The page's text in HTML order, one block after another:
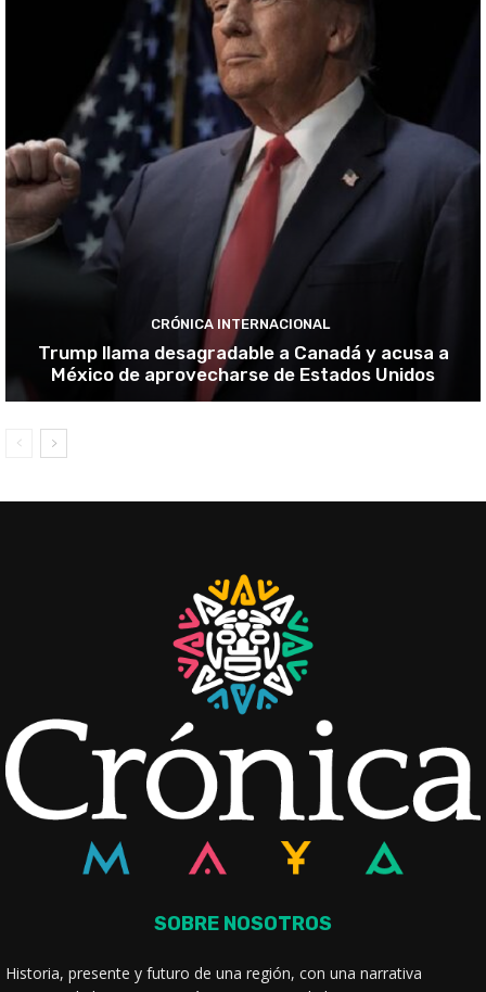
CRÓNICA INTERNACIONAL
Trump llama desagradable a Canadá y acusa a
México de aprovecharse de Estados Unidos
SOBRE NOSOTROS
Historia, presente y futuro de una región, con una narrativa